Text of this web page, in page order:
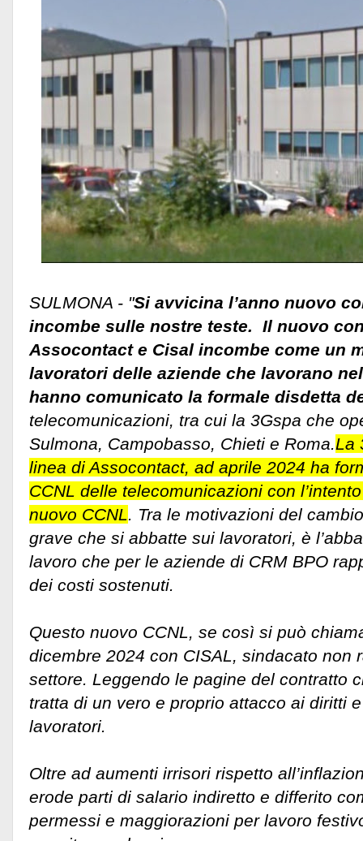
SULMONA - "Si avvicina l’anno nuovo
incombe sulle nostre teste. Il nuovo
Assocontact e Cisal incombe come un
lavoratori delle aziende che lavorano
hanno comunicato la formale disdetta
telecomunicazioni, tra cui la 3Gspa che
Sulmona, Campobasso, Chieti e Roma.La
linea di Assocontact, ad aprile 2024 ha
CCNL delle telecomunicazioni con
nuovo CCNL. Tra le motivazioni del
grave che si abbatte sui lavoratori, è
lavoro che per le aziende di CRM BPO
dei costi sostenuti.
Questo nuovo CCNL, se così si può
dicembre 2024 con CISAL, sindacato non
settore. Leggendo le pagine del contratto
tratta di un vero e proprio attacco ai diritti
lavoratori.
Oltre ad aumenti irrisori rispetto
erode parti di salario indiretto e differito
permessi e maggiorazioni per lavoro